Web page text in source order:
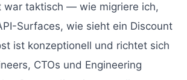
war taktisch — wie migriere ich,
Surfaces, wie sieht ein Discount
ist konzeptionell und richtet sich
CTOs und Engineering